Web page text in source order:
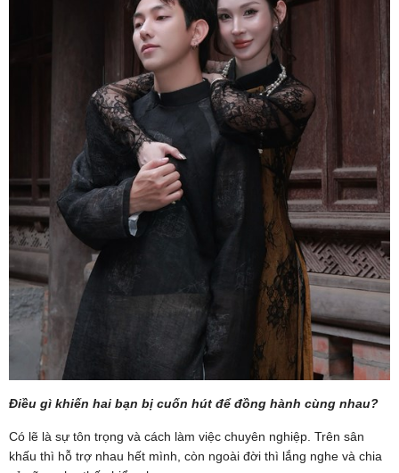
Điều gì khiến hai bạn bị cuốn hút để đồng hành cùng nhau?
Có lẽ là sự tôn trọng và cách làm việc chuyên nghiệp. Trên sân
khấu thì hỗ trợ nhau hết mình, còn ngoài đời thì lắng nghe và chia